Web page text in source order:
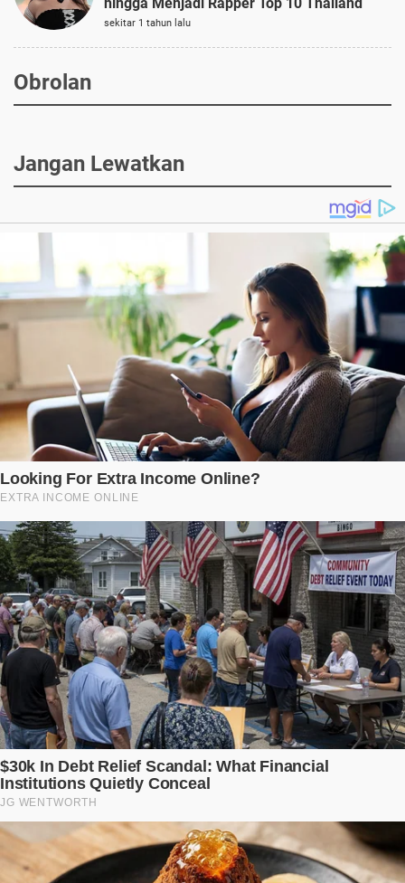
hingga Menjadi Rapper Top 10 Thailand
sekitar 1 tahun lalu
Obrolan
Jangan Lewatkan